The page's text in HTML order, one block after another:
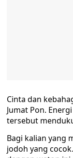
Cinta dan
Jumat Pon.
tersebut
Bagi kalian yang
jodoh yang